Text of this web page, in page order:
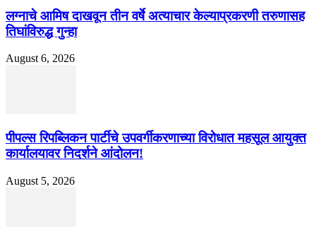
लग्नाचे आमिष दाखवून तीन वर्षे अत्याचार केल्याप्रकरणी तरुणासह
तिघांविरुद्ध गुन्हा
August 6, 2026
पीपल्स रिपब्लिकन पार्टीचे उपवर्गीकरणाच्या विरोधात महसूल आयुक्त
कार्यालयावर निदर्शने आंदोलन!
August 5, 2026